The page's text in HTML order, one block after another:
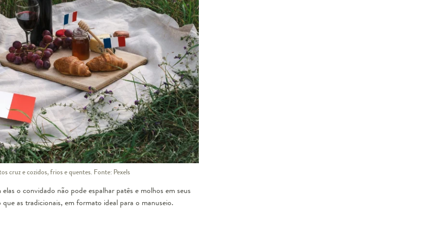
cruz e cozidos, frios e quentes. Fonte: Pexels
o convidado não pode espalhar patês e molhos em seus
as tradicionais, em formato ideal para o manuseio.